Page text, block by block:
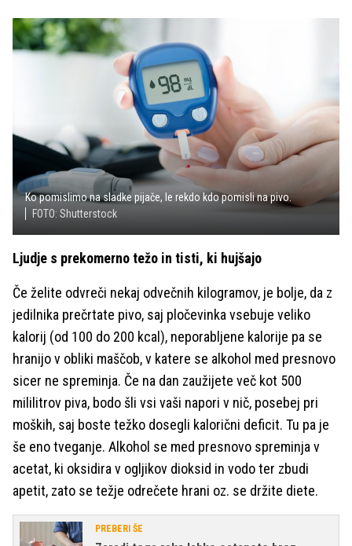
Ko pomislimo na sladke pijače, le rekdo kdo pomisli na pivo.
FOTO: Shutterstock
Ljudje s prekomerno težo in tisti, ki hujšajo
Če želite odvreči nekaj odvečnih kilogramov, je bolje, da z
jedilnika prečrtate pivo, saj pločevinka vsebuje veliko
kalorij (od 100 do 200 kcal), neporabljene kalorije pa se
hranijo v obliki maščob, v katere se alkohol med presnovo
sicer ne spreminja. Če na dan zaužijete več kot 500
mililitrov piva, bodo šli vsi vaši napori v nič, posebej pri
moških, saj boste težko dosegli kalorični deficit. Tu pa je
še eno tveganje. Alkohol se med presnovo spreminja v
acetat, ki oksidira v ogljikov dioksid in vodo ter zbudi
apetit, zato se težje odrečete hrani oz. se držite diete.
PREBERI ŠE